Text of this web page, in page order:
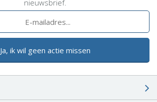
nieuwsbrief.
Ja, ik wil geen actie missen